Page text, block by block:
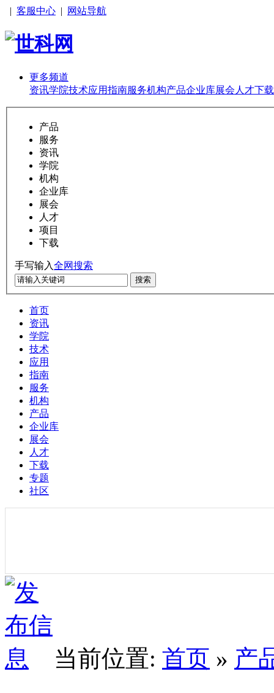
| 客服中心 | 网站导航
更多频道
资讯学院技术应用指南服务机构产品企业库展会 人才下载
产品
服务
资讯
学院
机构
企业库
展会
人才
项目
下载
手写输入全网搜索
搜索
首页
资讯
学院
技术
应用
指南
服务
机构
产品
企业库
展会
人才
下载
专题
社区
当前位置: 首页 » 产